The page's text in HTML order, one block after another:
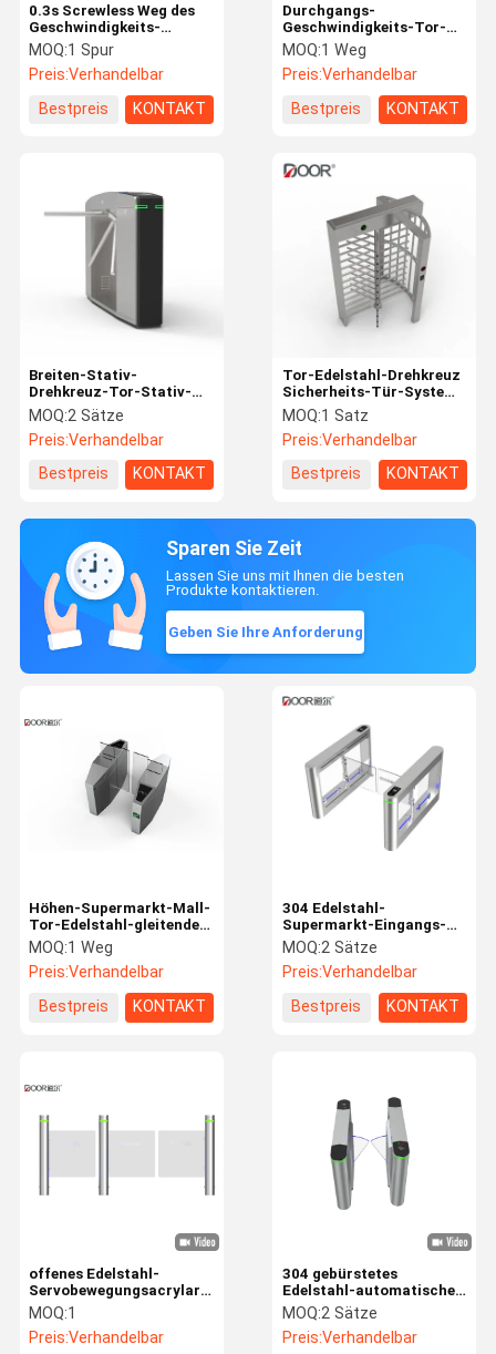
0.3s Screwless Weg des
Geschwindigkeits-
Drehkreuz-Flugsteig-
600mm 900mm mit
Servomotor
MOQ:1 Spur
Preis:Verhandelbar
Bestpreis
KONTAKT
Durchgangs-
Geschwindigkeits-Tor-
Drehkreuz IP42 TCP-IP
SUS304 1000mm
MOQ:1 Weg
Preis:Verhandelbar
Bestpreis
KONTAKT
Breiten-Stativ-
Drehkreuz-Tor-Stativ-
Zugangs-System SUS304
IP65 550mm für Metro-
Station
MOQ:2 Sätze
Preis:Verhandelbar
Bestpreis
KONTAKT
Tor-Edelstahl-Drehkreuz
Sicherheits-Tür-System-
volles automatisches
volles hohes Drehkreuz-
Mechanismus-Smarts
MOQ:1 Satz
Preis:Verhandelbar
Bestpreis
KONTAKT
Sparen Sie Zeit
Lassen Sie uns mit Ihnen die besten
Produkte kontaktieren.
Geben Sie Ihre Anforderung
304 Edelstahl-
Supermarkt-Eingangs-
Tore mit schwanzlosem
Motor DCs
MOQ:2 Sätze
Preis:Verhandelbar
Bestpreis
KONTAKT
Höhen-Supermarkt-Mall-
Tor-Edelstahl-gleitende
Fußgängertore des Anti-
Aufstiegs-1400mm
MOQ:1 Weg
Preis:Verhandelbar
Bestpreis
KONTAKT
304 gebürstetes
Edelstahl-automatisches
einziehbares Drehkreuz-
Mechanismus-
Zugriffskontrollsperren-
MOQ:2 Sätze
Preis:Verhandelbar
offenes Edelstahl-
Servobewegungsacrylarm-
Spalten-Schwingen-
Drehkreuz-Tor der nahen
Zeit-0.5S
MOQ:1
Preis:Verhandelbar